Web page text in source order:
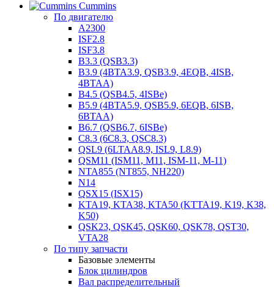
Cummins
По двигателю
A2300
ISF2.8
ISF3.8
B3.3 (QSB3.3)
B3.9 (4BTA3.9, QSB3.9, 4EQB, 4ISB,
4BTAA)
B4.5 (QSB4.5, 4ISBe)
B5.9 (4BTA5.9, QSB5.9, 6EQB, 6ISB,
6BTAA)
B6.7 (QSB6.7, 6ISBe)
C8.3 (6C8.3, QSC8.3)
QSL9 (6LTAA8.9, ISL9, L8.9)
QSM11 (ISM11, M11, ISM-11, M-11)
NTA855 (NT855, NH220)
N14
QSX15 (ISX15)
KTA19, KTA38, KTA50 (KTTA19, K19, K38,
K50)
QSK23, QSK45, QSK60, QSK78, QST30,
VTA28
По типу запчасти
Базовые элементы
Блок цилиндров
Вал распределительный